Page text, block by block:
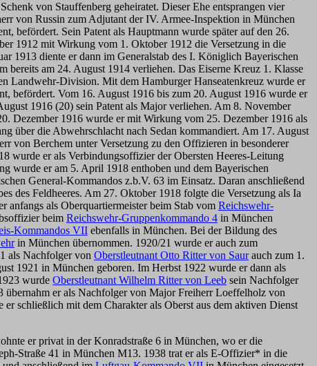
von Stauffenberg geheiratet. Dieser Ehe entsprangen vier
von Russin zum Adjutant der IV. Armee-Inspektion in München
befördert. Sein Patent als Hauptmann wurde später auf den 26.
1912 mit Wirkung vom 1. Oktober 1912 die Versetzung in die
1913 diente er dann im Generalstab des I. Königlich Bayerischen
am 24. August 1914 verliehen. Das Eiserne Kreuz 1. Klasse
Landwehr-Division. Mit dem Hamburger Hanseatenkreuz wurde er
befördert. Vom 16. August 1916 bis zum 20. August 1916 wurde er
1916 (20) sein Patent als Major verliehen. Am 8. November
Dezember 1916 wurde er mit Wirkung vom 25. Dezember 1916 als
über die Abwehrschlacht nach Sedan kommandiert. Am 17. August
von Berchem unter Versetzung zu den Offizieren in besonderer
wurde er als Verbindungsoffizier der Obersten Heeres-Leitung
wurde er am 5. April 1918 enthoben und dem Bayerischen
General-Kommandos z.b.V. 63 im Einsatz. Daran anschließend
des Feldheeres. Am 27. Oktober 1918 folgte die Versetzung als Ia
als Oberquartiermeister beim Stab vom Reichswehr-
beim Reichswehr-Gruppenkommando 4 in München
Kommandos VII ebenfalls in München. Bei der Bildung des
in München übernommen. 1920/21 wurde er auch zum
als Nachfolger von Oberstleutnant Otto Ritter von Saurauch zum 1.
1921 in München geboren. Im Herbst 1922 wurde er dann als
wurde Oberstleutnant Wilhelm Ritter von Leeb sein Nachfolger
übernahm er als Nachfolger von Major Freiherr Loeffelholz von
schließlich mit dem Charakter als Oberst aus dem aktiven Dienst
er privat in der Konradstraße 6 in München, wo er die
Straße 41 in München M13. 1938 trat er als E-Offizier* in die